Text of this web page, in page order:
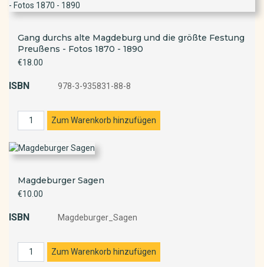
Gang durchs alte Magdeburg und die größte Festung
Preußens - Fotos 1870 - 1890
€18.00
ISBN 978-3-935831-88-8
Magdeburger Sagen
€10.00
ISBN Magdeburger_Sagen